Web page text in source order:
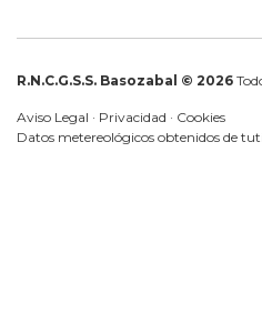
R.N.C.G.S.S. Basozabal © 2026
Aviso Legal · Privacidad · Cookies
Datos metereológicos obtenidos de